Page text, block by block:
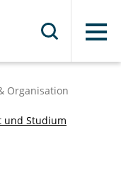
Menü
Organisation
und Studium